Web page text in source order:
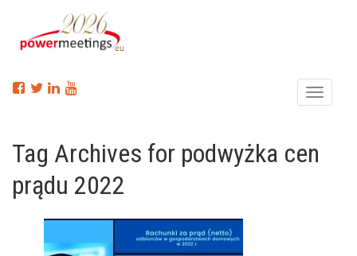
Menu
Tag Archives for podwyżka cen
prądu 2022